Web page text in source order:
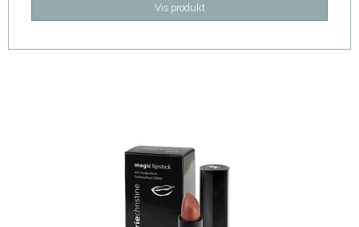
Vis produkt